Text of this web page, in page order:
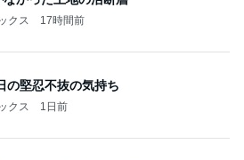
クス 17時間前
の堅忍不抜の気持ち
クス 1日前